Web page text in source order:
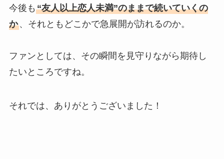
今後も “友人以上恋人未満”のままで続いていくの
か、それともどこかで急展開が訪れるのか。
ファンとしては、その瞬間を見守りながら期待し
たいところですね。
それでは、ありがとうございました！